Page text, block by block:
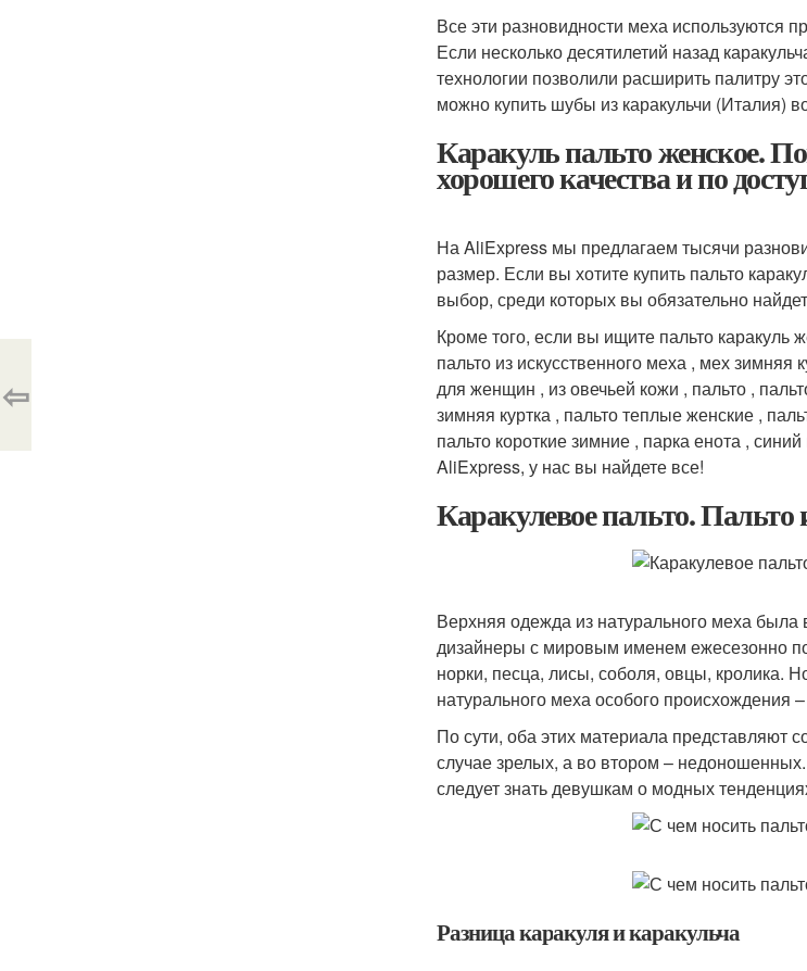
Все эти разновидности меха используются
Если несколько десятилетий назад
технологии позволили расширить палитру
можно купить шубы из каракульчи (Италия)
Каракуль пальто женское.
хорошего качества и по
На AliExpress мы предлагаем тысячи
размер. Если вы хотите купить пальто
выбор, среди которых вы обязательно
Кроме того, если вы ищите пальто
пальто из искусственного меха , мех
для женщин , из овечьей кожи , пальто ,
зимняя куртка , пальто теплые женские ,
пальто короткие зимние , парка енота ,
AliExpress, у нас вы найдете все!
Каракулевое пальто.
Верхняя одежда из натурального меха
дизайнеры с мировым именем ежесезонно
норки, песца, лисы, соболя, овцы, кролика.
натурального меха особого происхождения
По сути, оба этих материала представляют
случае зрелых, а во втором –
следует знать девушкам о модных
Разница каракуля и каракульча
⇦